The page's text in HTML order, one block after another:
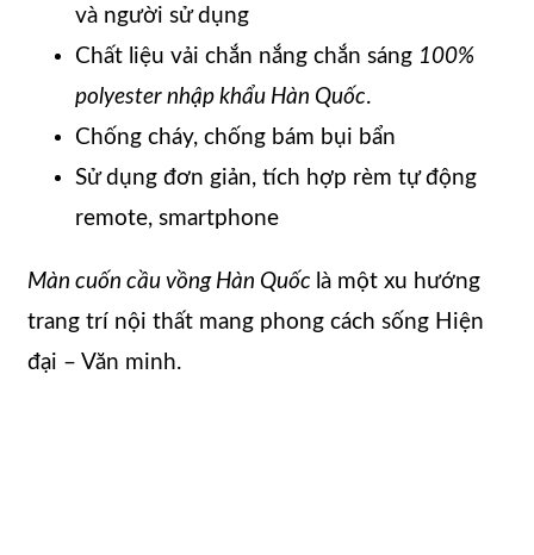
và người sử dụng
Chất liệu vải chắn nắng chắn sáng 100%
polyester nhập khẩu Hàn Quốc.
Chống cháy, chống bám bụi bẩn
Sử dụng đơn giản, tích hợp rèm tự động
remote, smartphone
Màn cuốn cầu vồng Hàn Quốc là một xu hướng
trang trí nội thất mang phong cách sống Hiện
đại – Văn minh.